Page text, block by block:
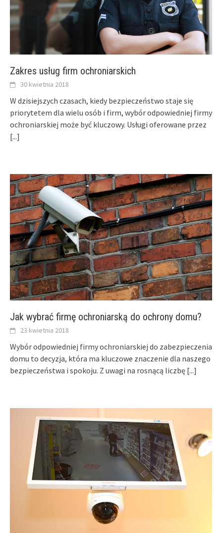
Zakres usług firm ochroniarskich
30 kwietnia 2018
W dzisiejszych czasach, kiedy bezpieczeństwo staje się
priorytetem dla wielu osób i firm, wybór odpowiedniej firmy
ochroniarskiej może być kluczowy. Usługi oferowane przez
[...]
Jak wybrać firmę ochroniarską do ochrony domu?
23 kwietnia 2018
Wybór odpowiedniej firmy ochroniarskiej do zabezpieczenia
domu to decyzja, która ma kluczowe znaczenie dla naszego
bezpieczeństwa i spokoju. Z uwagi na rosnącą liczbę [...]